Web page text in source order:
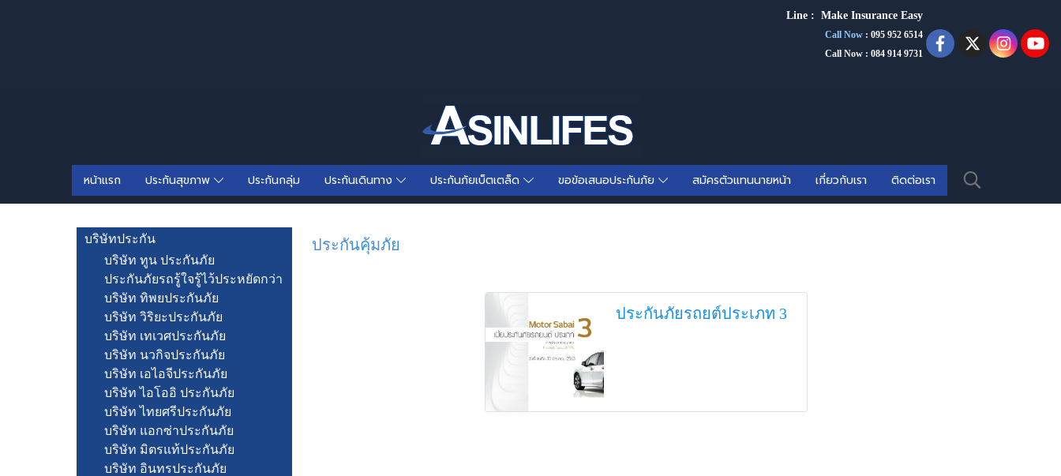
Line : Make Insurance Easy
Call Now : 095 952 6514
Call Now : 084 914 9731
หน้าแรก ประกันสุขภาพ ประกันกลุ่ม ประกันเดินทาง ประกันภัยเบ็ตเตล็ด ขอข้อเสนอประกันภัย สมัครตัวแทนนายหน้า เกี่ยวกับเรา ติดต่อเรา
ประกันคุ้มภัย
ประกันภัยรถยต์ประเภท 3
บริษัทประกัน
บริษัท ทูน ประกันภัย
ประกันภัยรถรู้ใจรู้ไว้ประหยัดกว่า
บริษัท ทิพยประกันภัย
บริษัท วิริยะประกันภัย
บริษัท เทเวศประกันภัย
บริษัท นวกิจประกันภัย
บริษัท เอไอจีประกันภัย
บริษัท ไอโออิ ประกันภัย
บริษัท ไทยศรีประกันภัย
บริษัท แอกซ่าประกันภัย
บริษัท มิตรแท้ประกันภัย
บริษัท อินทรประกันภัย